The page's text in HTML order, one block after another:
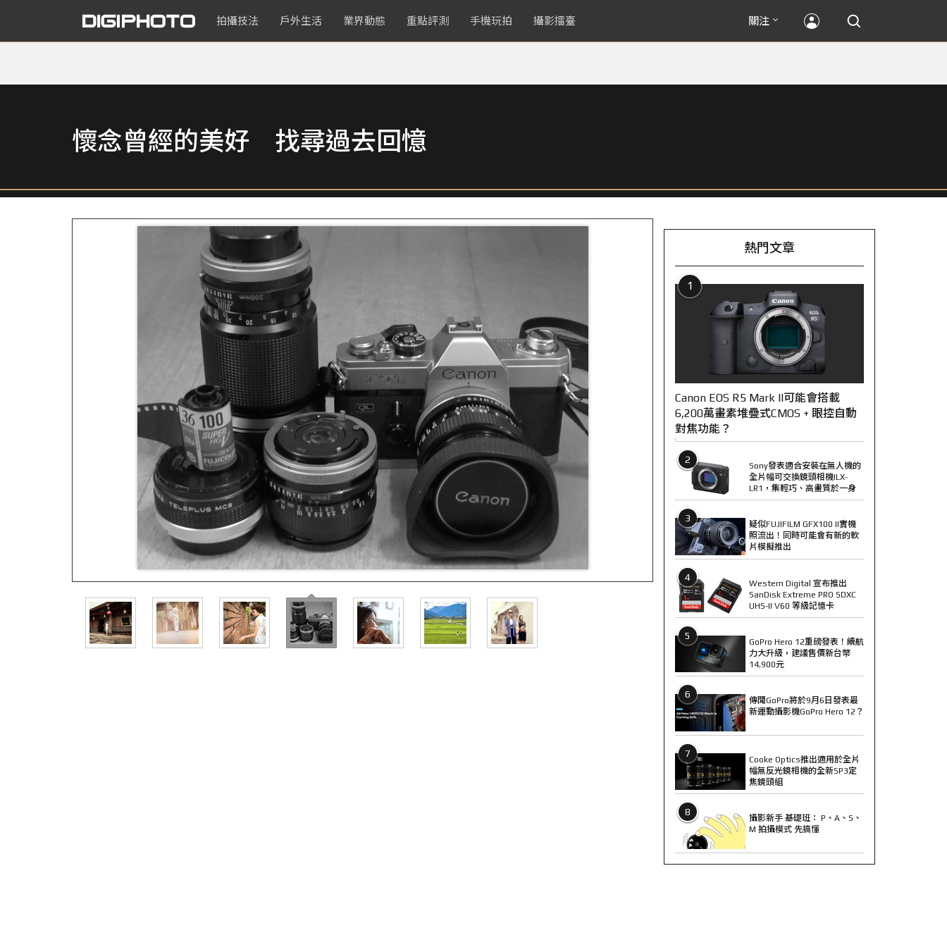
拍攝技法 戶外生活 業界動態 重點評測 手機玩拍 攝影擂臺 關注
懷念曾經的美好 找尋過去回憶
熱門文章
1
Canon EOS R5 Mark II可能會搭載
6,200萬畫素堆疊式CMOS + 眼控自動
對焦功能？
2
Sony發表適合安裝在無人機的
全片幅可交換鏡頭相機ILX-
LR1，集輕巧、高畫質於一身
3
疑似FUJIFILM GFX100 II實機
照流出！同時可能會有新的軟
片模擬推出
4
Western Digital 宣布推出
SanDisk Extreme PRO SDXC
UHS-II V60 等級記憶卡
5
GoPro Hero 12重磅發表！續航
力大升級，建議售價新台幣
14,900元
6
傳聞GoPro將於9月6日發表最
新運動攝影機GoPro Hero 12？
7
Cooke Optics推出適用於全片
幅無反光鏡相機的全新SP3定
焦鏡頭組
8
攝影新手 基礎班： P、A、S、
M 拍攝模式 先搞懂